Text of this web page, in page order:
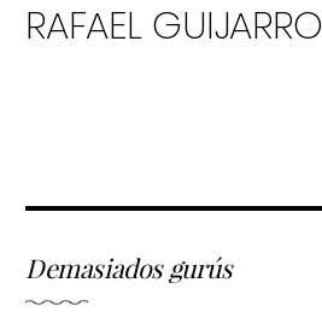
RAFAEL GUIJARRO
Demasiados gurús